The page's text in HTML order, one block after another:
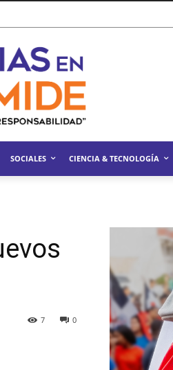
SOCIALES CIENCIA & TECNOLOGÍA
0
7
Pinterest